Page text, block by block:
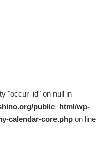
"occur_id" on null in
public_html/wp-
calendar-core.php on line